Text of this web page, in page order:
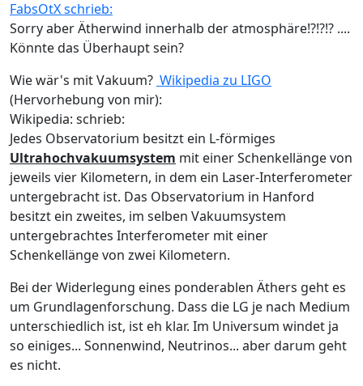
FabsOtX schrieb:
Sorry aber Ätherwind innerhalb der atmosphäre!?!?!? ....
Könnte das Überhaupt sein?
Wie wär's mit Vakuum? Wikipedia zu LIGO
(Hervorhebung von mir):
Wikipedia: schrieb:
Jedes Observatorium besitzt ein L-förmiges
Ultrahochvakuumsystem mit einer Schenkellänge von
jeweils vier Kilometern, in dem ein Laser-Interferometer
untergebracht ist. Das Observatorium in Hanford
besitzt ein zweites, im selben Vakuumsystem
untergebrachtes Interferometer mit einer
Schenkellänge von zwei Kilometern.
Bei der Widerlegung eines ponderablen Äthers geht es
um Grundlagenforschung. Dass die LG je nach Medium
unterschiedlich ist, ist eh klar. Im Universum windet ja
so einiges... Sonnenwind, Neutrinos... aber darum geht
es nicht.